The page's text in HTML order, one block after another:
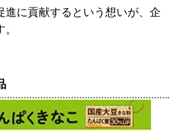
進に貢献するという想いが、企